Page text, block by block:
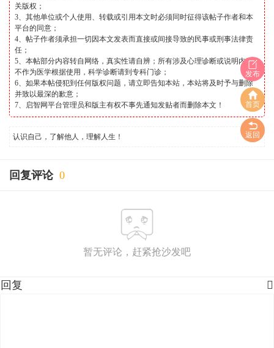
关版权；
3、其他单位或个人使用、转载或引用本文时必须同时征得该帖子作者和本
平台的同意；
4、帖子作者须承担一切因本文发表而直接或间接导致的民事或刑事法律责
任；
5、本帖部分内容转自网络，真实性请自辨；所有涉及心理诊断或说明内容
不作为医学根据使用，科学诊断请到专科门诊；
6、如果本帖侵犯到任何版权问题，请立即告知本站，本站将及时予与删除
并致以最深的歉意；
7、启智网平台管理员和版主有权不事先通知发贴者而删除本文！
认识自己，了解他人，理解人生！
回复评论 0
暂无评论，赶紧抢沙发吧
发布
首页
返回

回复